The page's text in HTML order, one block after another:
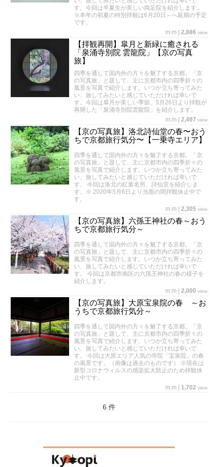
す。今回は半夏生が美しい両足院を紹介します。
※本年の初夏の特別拝観は6月20日～へ延期の予定
です。
m.m
2,886 view
【拝観再開】皐月と新緑に癒される
「泉涌寺別院 雲龍院」【京の写真
旅】
四季を通して国内外の方々を魅了する京都。「京
の写真旅」と題して、主に京都市内の四季折々の
風景を写真で紹介します。いつか立ち寄ってみた
い、旅してみたいと感じていただければ幸いで
す。今回は皐月が美しい季節、5月26日より拝観が
再開した「泉涌寺別院雲龍院」を紹介します。
m.m
2,497 view
【京の写真旅】洛北詩仙堂の春〜おう
ちで京都旅行気分〜【一乗寺エリア】
四季を通して国内外の方々を魅了する京都。「京
の写真旅」と題して、主に京都市内の四季折々の
風景を写真で紹介します。いつか立ち寄ってみた
い、旅してみたいと感じていただければ幸いで
す。 今回は洛北の紅葉名所、詩仙堂を紹介しま
す。※ 2020年5月6日より当面の間拝観休止中で
す。
m.m
2,305 view
【京の写真旅】六孫王神社の春～おう
ちで京都旅行気分～
四季を通して国内外の方々を魅了する京都。「京
の写真旅」と題して、主に京都市内の四季折々の
風景を写真で紹介します。いつか立ち寄ってみた
い、旅してみたいと感じていただければ幸いで
す。 今回は京都市南区の六孫王神社の春の様子を
紹介します。
m.m
2,000 view
【京の写真旅】大原宝泉院の春 ～お
うちで京都旅行気分～
四季を通して国内外の方々を魅了する京都。「京
の写真旅」と題して、主に京都市内の四季折々の
風景を写真で紹介します。いつか立ち寄ってみた
い、旅してみたいと感じていただければ幸いで
す。 今回は大原エリア人気の寺院「宝泉院」の春
の風景です。（画像は過去のものです） ※現在は
新型コロナウィルスの感染拡大防止のため拝観休
止中です。
m.m
1,702 view
6 件